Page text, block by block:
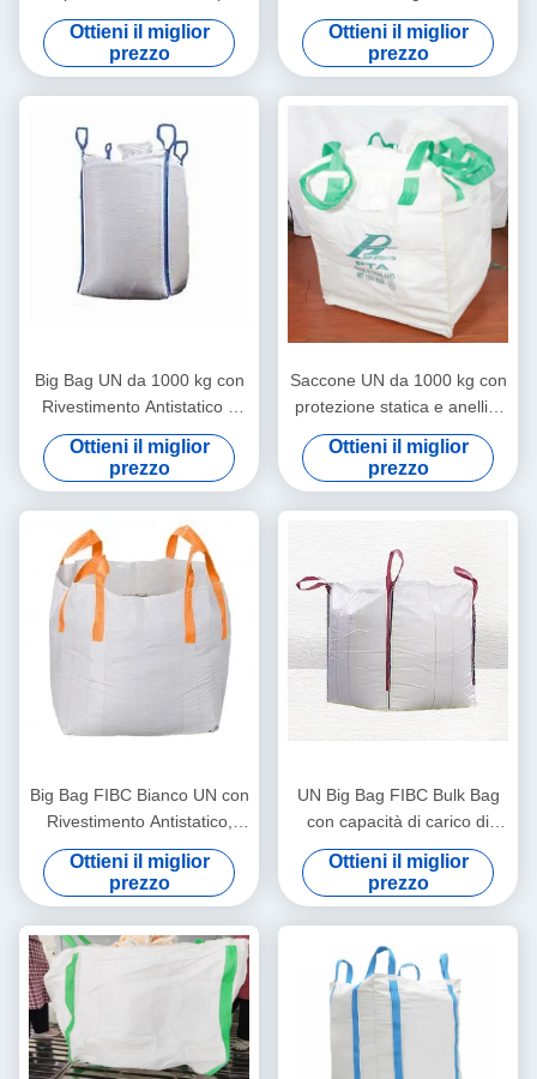
cucitura a catena e
protezione antistatica per
imballaggi sfusi sicuri
Ottieni il miglior
prezzo
doppia catena e colore del
passante blu per una
movimentazione sicura dei
materiali
Ottieni il miglior
prezzo
Big Bag UN da 1000 kg con
Rivestimento Antistatico e
Doppia Cucitura per
Trasporto Sicuro per Carichi
Pesanti
Ottieni il miglior
prezzo
Saccone UN da 1000 kg con
protezione statica e anelli a
croce per il trasporto sicuro
di materiali pericolosi
Ottieni il miglior
prezzo
Big Bag FIBC Bianco UN con
Rivestimento Antistatico,
Capacità di Carico 1000kg e
Anelli a Croce per Trasporto
Pesante
Ottieni il miglior
prezzo
UN Big Bag FIBC Bulk Bag
con capacità di carico di
1000 kg rivestimento
antistatico e 4 anelli per il
trasporto sicuro
Ottieni il miglior
prezzo